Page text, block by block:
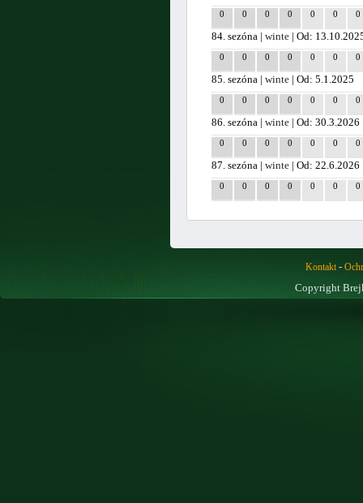
0 0 0 0 0 0 0
84. sezóna |winte | Od:
0 0 0 0 0 0 0
85. sezóna |winte | Od: 5.1.2025
0 0 0 0 0 0 0
86. sezóna |winte | Od: 30.3.2026
0 0 0 0 0 0 0
87. sezóna |winte | Od: 22.6.2026
0 0 0 0 0 0 0
Kontakt-
Copyright